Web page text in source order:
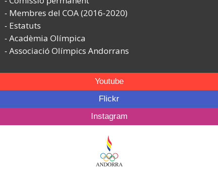
Membres del COA (2016-2020)
Estatuts
Acadèmia Olímpica
Associació Olímpics Andorrans
Youtube
Flickr
Instagram